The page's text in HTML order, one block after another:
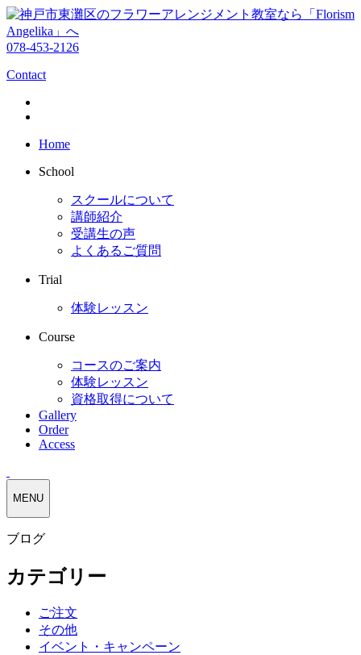
078-453-2126
Contact
Home
School
スクールについて
講師紹介
受講生の声
よくあるご質問
Trial
体験レッスン
Course
コースのご案内
体験レッスン
資格取得について
Gallery
Order
Access
MENU
ブログ
カテゴリー
ご注文
その他
イベント・キャンペーン